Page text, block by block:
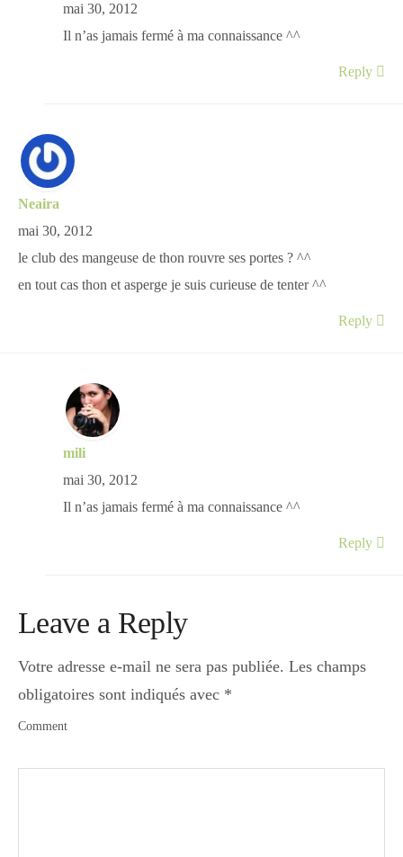
mai 30, 2012
Il n’as jamais fermé à ma connaissance ^^
Reply
Neaira
mai 30, 2012
le club des mangeuse de thon rouvre ses portes ? ^^
en tout cas thon et asperge je suis curieuse de tenter ^^
Reply
mili
mai 30, 2012
Il n’as jamais fermé à ma connaissance ^^
Reply
Leave a Reply
Votre adresse e-mail ne sera pas publiée. Les champs
obligatoires sont indiqués avec *
Comment